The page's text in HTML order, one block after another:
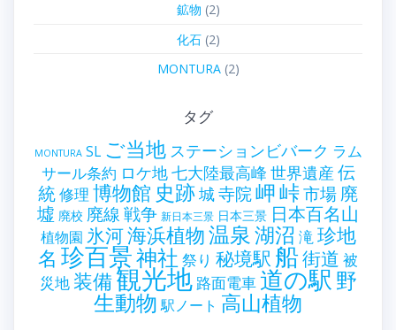
鉱物 (2)
化石(2)
MONTURA(2)
タグ
MONTURA SL ご当地 ステーションビバーク ラム
サール条約 ロケ地七大陸最高峰 世界遺産 伝
統修理 博物館 史跡城寺院岬峠市場廃
墟 廃校 廃線戦争 新日本三景 日本三景 日本百名山
植物園 氷河海浜植物温泉湖沼 滝珍地
名 珍百景神社 祭り 秘境駅 船街道 被
災地装備観光地 路面電車道の駅野
生動物 駅ノート 高山植物